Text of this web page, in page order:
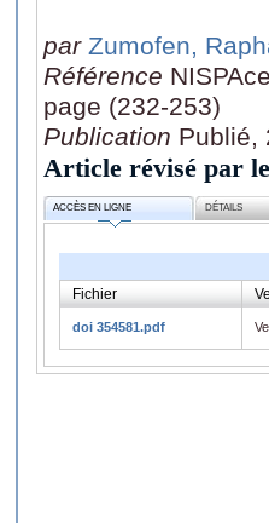
par Zumofen,
Référence
page (232-253)
Publication Publié,
Article révisé par
ACCÈS EN LIGNE DÉTAILS
Fichier
doi 354581.pdf